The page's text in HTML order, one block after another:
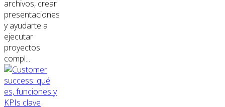
archivos, crear
presentaciones
y ayudarte a
ejecutar
proyectos
compl...